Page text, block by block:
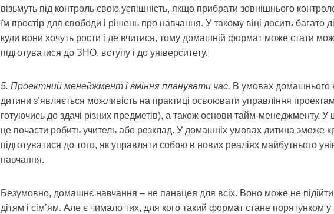
візьмуть під контроль свою успішність, якщо прибрати зовнішнього
їм простір для свободи і рішень про навчання. У такому віці досить багато
куди вони хочуть рости і де вчитися, тому домашній формат може стати
підготуватися до ЗНО, вступу і до університету.
5. Проектний менеджмент і вміння планувати час. В умовах домашнього
дитини з’являється можливість на практиці освоювати управління
готуючись до здачі різних предметів), а також основи тайм-менеджменту. У
це почасти робить учитель або розклад. У домашніх умовах дитина зможе
підготуватися до того, як управляти собою в нових реаліях майбутнього
навчання.
Безумовно, домашнє навчання – не панацея для всіх. Воно може не
дітям і сім’ям. Але є чимало тих, для кого такий формат стане порятунком у